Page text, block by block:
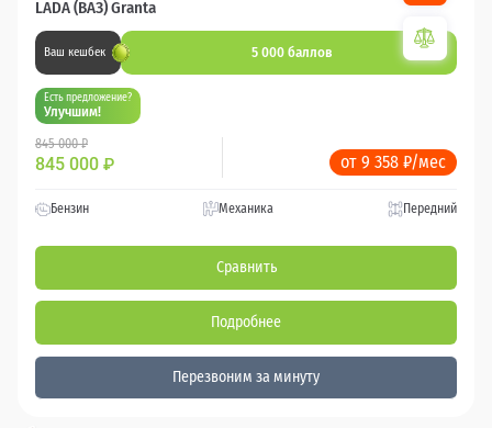
LADA (ВАЗ) Granta
Ваш кешбек 5 000 баллов
Есть предложение?
Улучшим!
845 000 ₽
845 000 ₽ от 9 358 ₽/мес
Бензин Механика Передний
Сравнить
Подробнее
Перезвоним за минуту